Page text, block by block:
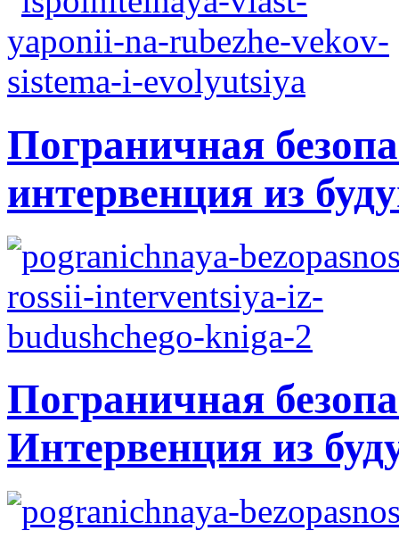
Пограничная
интервенция из
Пограничная
Интервенция из